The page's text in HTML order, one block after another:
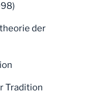
der
Tradition